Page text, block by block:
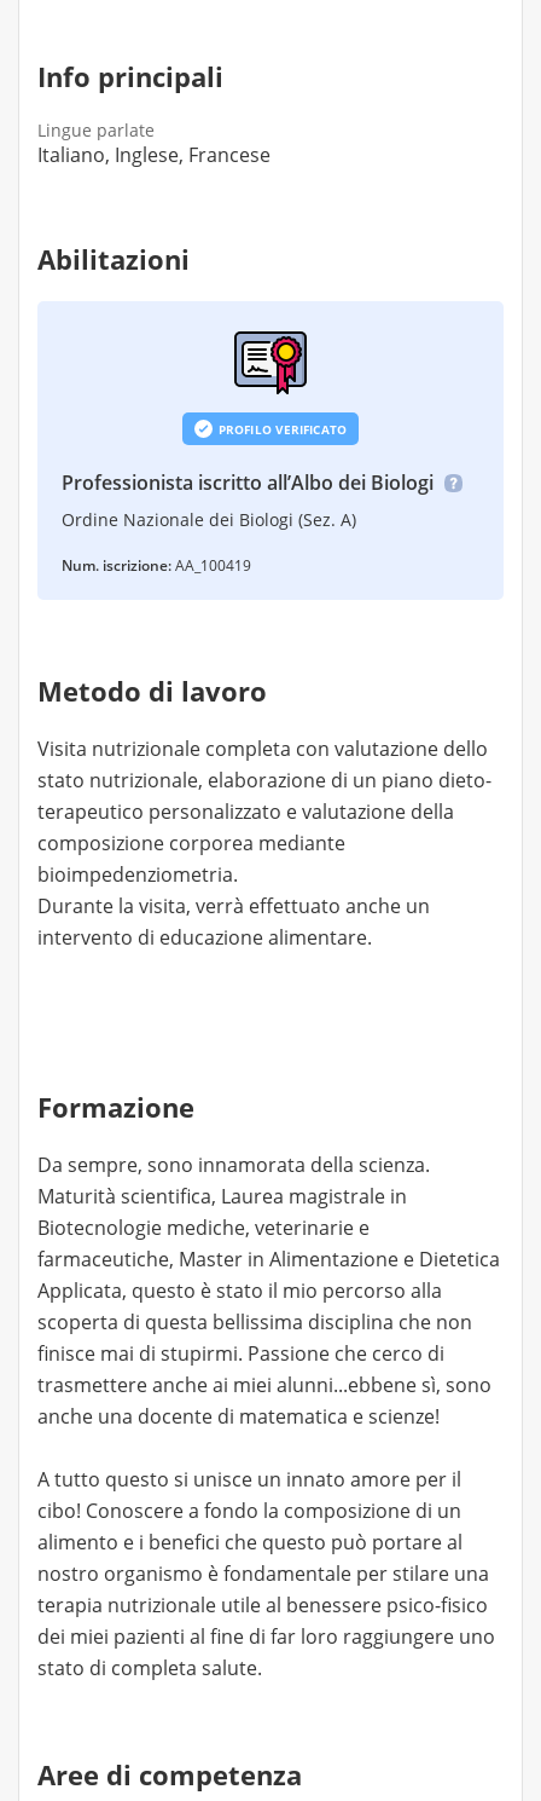
Info principali
Lingue parlate
Italiano, Inglese, Francese
Abilitazioni
PROFILO VERIFICATO
Professionista iscritto all’Albo dei Biologi
Ordine Nazionale dei Biologi (Sez. A)
Num. iscrizione:AA_100419
Metodo di lavoro
Visita nutrizionale completa con valutazione dello
stato nutrizionale, elaborazione di un piano dieto-
terapeutico personalizzato e valutazione della
composizione corporea mediante
bioimpedenziometria.
Durante la visita, verrà effettuato anche un
intervento di educazione alimentare.
Formazione
Da sempre, sono innamorata della scienza.
Maturità scientifica, Laurea magistrale in
Biotecnologie mediche, veterinarie e
farmaceutiche, Master in Alimentazione e Dietetica
Applicata, questo è stato il mio percorso alla
scoperta di questa bellissima disciplina che non
finisce mai di stupirmi. Passione che cerco di
trasmettere anche ai miei alunni...ebbene sì, sono
anche una docente di matematica e scienze!
A tutto questo si unisce un innato amore per il
cibo! Conoscere a fondo la composizione di un
alimento e i benefici che questo può portare al
nostro organismo è fondamentale per stilare una
terapia nutrizionale utile al benessere psico-fisico
dei miei pazienti al fine di far loro raggiungere uno
stato di completa salute.
Aree di competenza